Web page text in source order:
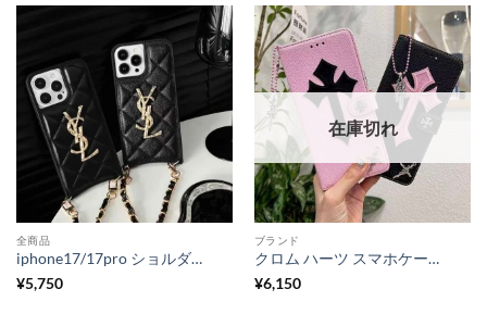
全商品
iphone17/17pro ショルダーケース サンローラン iphone キルティング ケース iphone16/16promax ケース 斜めがけ YSL アイフォン15/14 ケース 人気 女子
¥5,750
在庫切れ
ブランド
クロム ハーツ スマホケース 手帳型 iphone16pro/16promax ケース 可愛い ブランド 携帯 手帳 型 ケース iphone15pro/14/13 ケース 大人 女子 iphoneケース 手帳型
¥6,150